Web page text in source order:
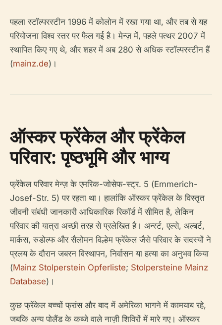
पहला स्टॉल्परस्टीन 1996 में कोलोन में रखा गया था, और तब से यह
परियोजना विश्व स्तर पर फैल गई है। मेन्ज़ में, पहले पत्थर 2007 में
स्थापित किए गए थे, और शहर में अब 280 से अधिक स्टॉल्परस्टीन हैं
(mainz.de)।
ऑस्कर फ्रेंकेल और फ्रेंकेल
परिवार: पृष्ठभूमि और भाग्य
फ्रेंकेल परिवार मेन्ज़ के एमरिक-जोसेफ-स्ट्र. 5 (Emmerich-
Josef-Str. 5) पर रहता था। हालांकि ऑस्कर फ्रेंकेल के विस्तृत
जीवनी संबंधी जानकारी आधिकारिक रिकॉर्ड में सीमित है, लेकिन
परिवार की यात्रा अच्छी तरह से प्रलेखित है। अर्न्स्ट, एल्से, अल्बर्ट,
मार्कस, रुडोल्फ और सैलोमन विल्हेम फ्रेंकेल जैसे परिवार के सदस्यों ने
प्रलय के दौरान जबरन विस्थापन, निर्वासन या हत्या का अनुभव किया
(Mainz Stolperstein Opferliste; Stolpersteine Mainz
Database)।
कुछ फ्रेंकेल बच्चों फ्रांस और बाद में अमेरिका भागने में कामयाब रहे,
जबकि अन्य पोलैंड के कब्जे वाले नाज़ी शिविरों में मारे गए। ऑस्कर